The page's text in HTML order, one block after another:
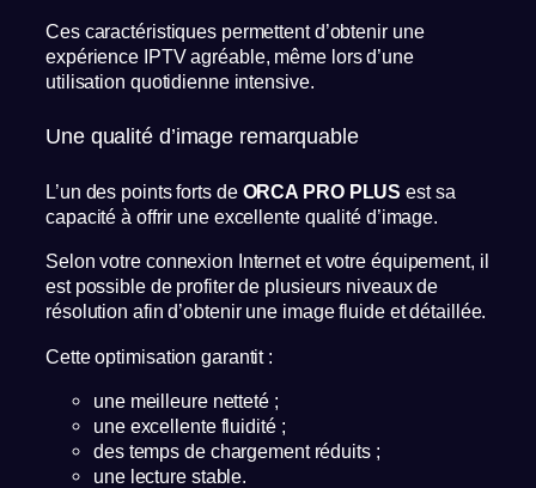
Ces caractéristiques permettent d’obtenir une
expérience IPTV agréable, même lors d’une
utilisation quotidienne intensive.
Une qualité d’image remarquable
L’un des points forts de ORCA PRO PLUS est sa
capacité à offrir une excellente qualité d’image.
Selon votre connexion Internet et votre équipement, il
est possible de profiter de plusieurs niveaux de
résolution afin d’obtenir une image fluide et détaillée.
Cette optimisation garantit :
une meilleure netteté ;
une excellente fluidité ;
des temps de chargement réduits ;
une lecture stable.